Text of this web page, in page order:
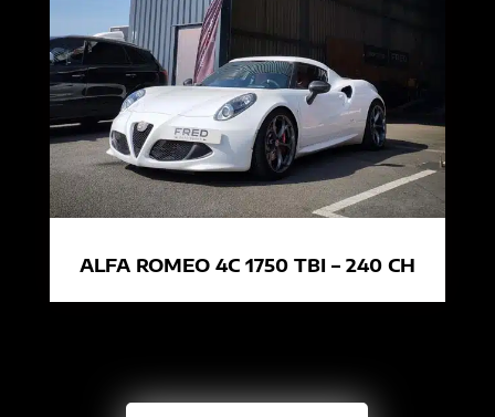
ALFA ROMEO 4C 1750 TBI – 240 CH